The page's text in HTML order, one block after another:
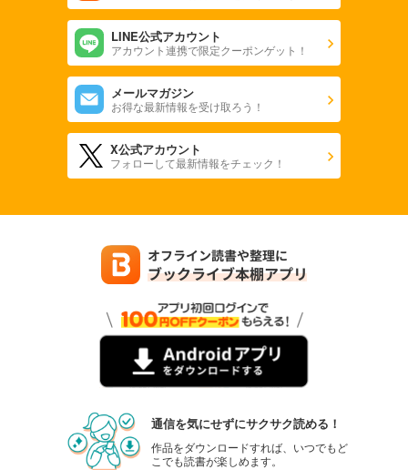
LINE公式アカウント
アカウント連携で限定クーポンゲット！
メールマガジン
お得な最新情報を受け取ろう！
X公式アカウント
フォローして最新情報をチェック！
通信を気にせずにサクサク読める！
作品をダウンロードすれば、いつでもど
こでも読書が楽しめます。